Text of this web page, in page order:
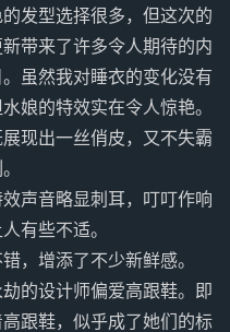
发型选择很多，但这次的
带来了许多令人期待的内
虽然我对睡衣的变化没有
娘的特效实在令人惊艳。
现出一丝俏皮，又不失霸
声音略显刺耳，叮叮作响
有些不适。
，增添了不少新鲜感。
的设计师偏爱高跟鞋。即
跟鞋，似乎成了她们的标